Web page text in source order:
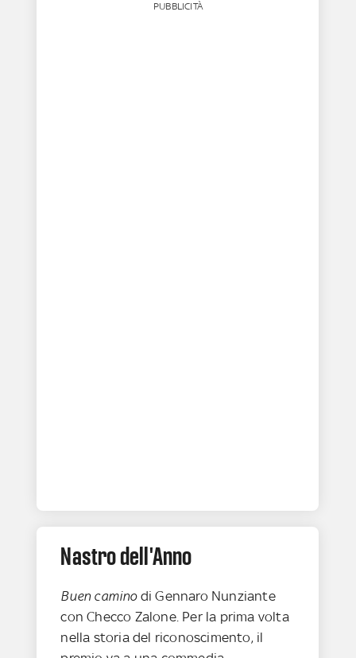
PUBBLICITÀ
Nastro dell'Anno
Buen caminodi Gennaro Nunziante
con Checco Zalone. Per la prima volta
nella storia del riconoscimento, il